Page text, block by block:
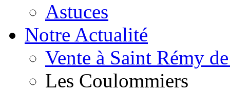
Astuces
Notre Actualité
Vente à Saint Rémy
Les Coulommiers